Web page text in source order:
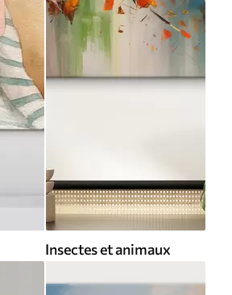
Insectes et animaux